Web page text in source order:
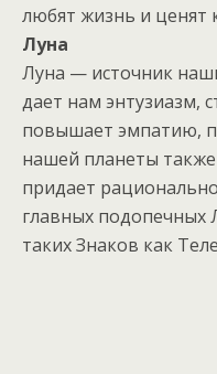
любят жизнь и ценят
Луна
Луна — источник
дает нам энтузиазм,
повышает эмпатию,
нашей планеты
придает
главных подопечных
таких Знаков как